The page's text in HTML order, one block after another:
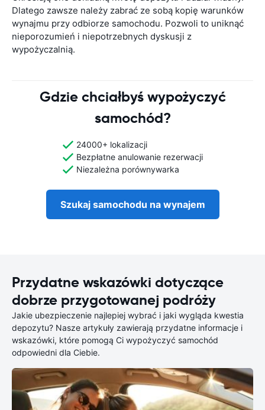
Dlatego zawsze należy zabrać ze sobą kopię warunków
wynajmu przy odbiorze samochodu. Pozwoli to uniknąć
nieporozumień i niepotrzebnych dyskusji z
wypożyczalnią.
Gdzie chciałbyś wypożyczyć
samochód?
24000+ lokalizacji
Bezpłatne anulowanie rezerwacji
Niezależna porównywarka
Szukaj samochodu na wynajem
Przydatne wskazówki dotyczące
dobrze przygotowanej podróży
Jakie ubezpieczenie najlepiej wybrać i jaki wygląda kwestia
depozytu? Nasze artykuły zawierają przydatne informacje i
wskazówki, które pomogą Ci wypożyczyć samochód
odpowiedni dla Ciebie.